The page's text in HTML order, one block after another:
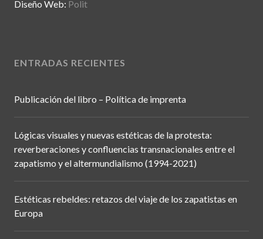
Diseño Web: Polit
ENTRADAS RECIENTES
Publicación del libro – Política de imprenta
Lógicas visuales y nuevas estéticas de la protesta:
reverberaciones y confluencias transnacionales entre el
zapatismo y el altermundialismo (1994-2021)
Estéticas rebeldes: retazos del viaje de los zapatistas en
Europa